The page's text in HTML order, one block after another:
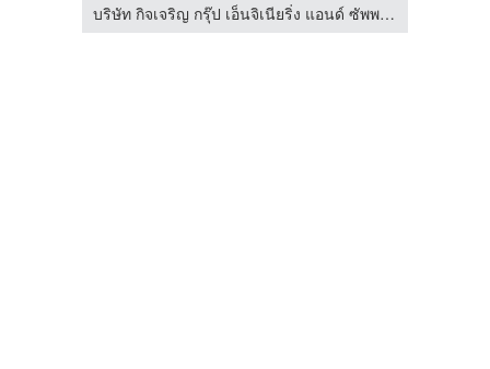
บริษัท กิจเจริญ กรุ๊ป เอ็นจิเนียริ่ง แอนด์ ซัพพลาย จำกัด